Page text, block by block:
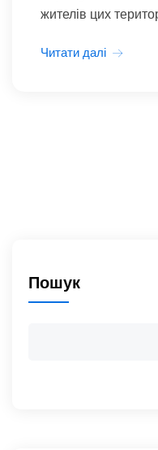
жителів цих
Читати далі
Пошук